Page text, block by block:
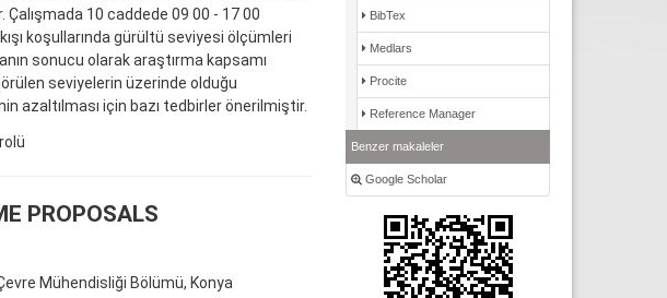
10 caddede 09 00 - 17 00
koşullarında gürültü seviyesi ölçümleri
sonucu olarak araştırma kapsamı
seviyelerin üzerinde olduğu
azaltılması için bazı tedbirler önerilmiştir.
PROPOSALS
Mühendisliği Bölümü, Konya
BibTex
Medlars
Procite
Reference Manager
Benzer makaleler
Google Scholar